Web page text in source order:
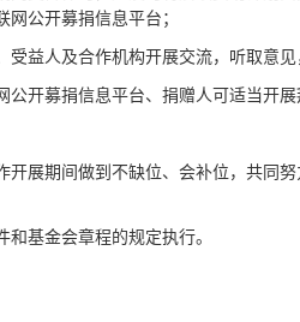
公开募捐信息平台；
益人及合作机构开展交流，听取意见
开募捐信息平台、捐赠人可适当开展
展期间做到不缺位、会补位，共同
基金会章程的规定执行。